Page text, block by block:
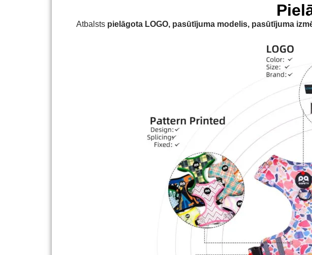
Atbalsts pielāgota LOGO, pasūtījuma modelis, pasūtījuma